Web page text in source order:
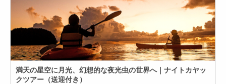
満天の星空に月光、幻想的な夜光虫の世界へ｜ナイトカヤッ
クツアー（送迎付き）